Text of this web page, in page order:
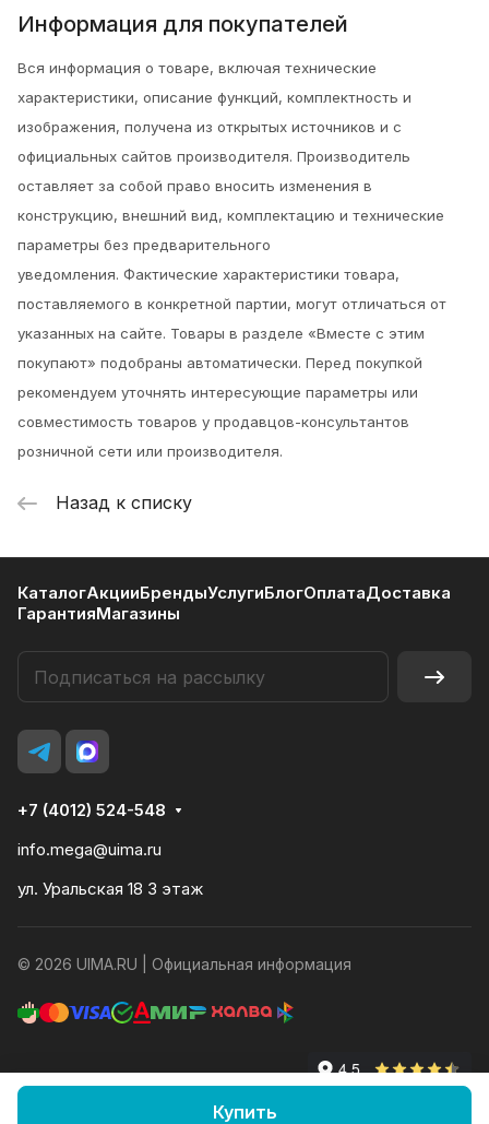
Купить
Информация для покупателей
Вся информация о товаре, включая технические
характеристики, описание функций, комплектность и
изображения, получена из открытых источников и с
официальных сайтов производителя. Производитель
оставляет за собой право вносить изменения в
конструкцию, внешний вид, комплектацию и технические
параметры без предварительного
уведомления. Фактические характеристики товара,
поставляемого в конкретной партии, могут отличаться от
указанных на сайте. Товары в разделе «Вместе с этим
покупают» подобраны автоматически. Перед покупкой
рекомендуем уточнять интересующие параметры или
совместимость товаров у продавцов-консультантов
розничной сети или производителя.
Назад к списку
КаталогАкцииБрендыУслугиБлогОплатаДоставка
ГарантияМагазины
+7 (4012) 524-548
info.mega@uima.ru
ул. Уральская 18 3 этаж
© 2026 UIMA.RU | Официальная информация
Конфиденциальность Оферта